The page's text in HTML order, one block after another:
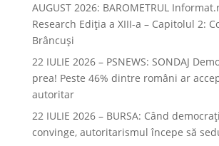
AUGUST 2026: BAROMETRUL
Research Ediția a XIII-a – Capitolul 2:
Brâncuși
22 IULIE 2026 – PSNEWS: SONDAJ
prea! Peste 46% dintre români ar
autoritar
22 IULIE 2026 – BURSA: Când
convinge, autoritarismul începe să